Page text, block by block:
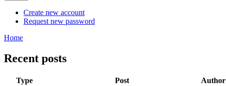
Create new account
Request new password
Home
Recent posts
Type Post Author